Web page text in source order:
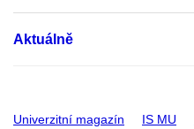
Aktuálně
Univerzitní magazín IS MU